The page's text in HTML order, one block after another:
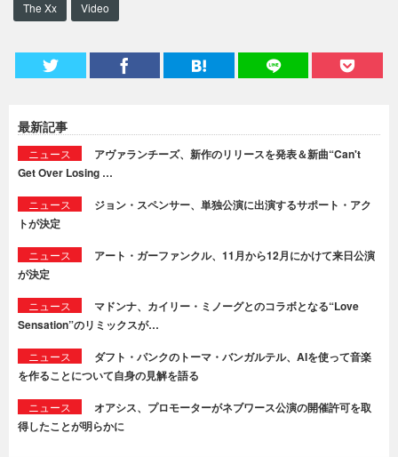
The Xx Video
最新記事
ニュース
アヴァランチーズ、新作のリリースを発表＆新曲“Can't
Get Over Losing …
ニュース
ジョン・スペンサー、単独公演に出演するサポート・アク
トが決定
ニュース
アート・ガーファンクル、11月から12月にかけて来日公演
が決定
ニュース
マドンナ、カイリー・ミノーグとのコラボとなる“Love
Sensation”のリミックスが…
ニュース
ダフト・パンクのトーマ・バンガルテル、AIを使って音楽
を作ることについて自身の見解を語る
ニュース
オアシス、プロモーターがネブワース公演の開催許可を取
得したことが明らかに